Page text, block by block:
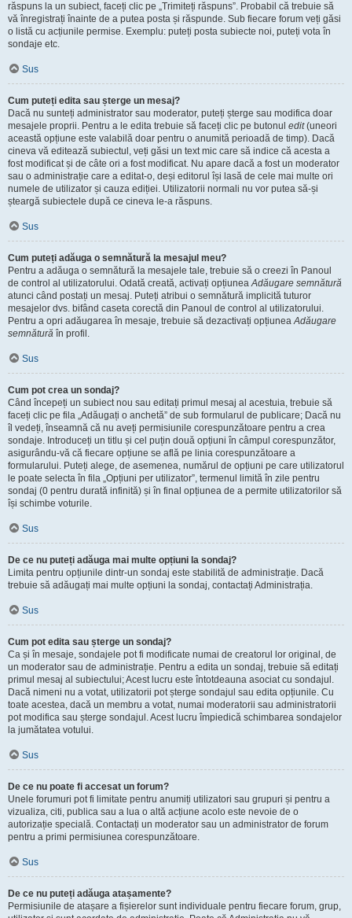
răspuns la un subiect, faceți clic pe „Trimiteți răspuns”. Probabil că trebuie să
vă înregistrați înainte de a putea posta și răspunde. Sub fiecare forum veți găsi
o listă cu acțiunile permise. Exemplu: puteți posta subiecte noi, puteți vota în
sondaje etc.
Sus
Cum puteți edita sau șterge un mesaj?
Dacă nu sunteți administrator sau moderator, puteți șterge sau modifica doar
mesajele proprii. Pentru a le edita trebuie să faceți clic pe butonul edit(uneori
această opțiune este valabilă doar pentru o anumită perioadă de timp). Dacă
cineva vă editează subiectul, veți găsi un text mic care să indice că acesta a
fost modificat și de câte ori a fost modificat. Nu apare dacă a fost un moderator
sau o administrație care a editat-o, deși editorul își lasă de cele mai multe ori
numele de utilizator și cauza ediției. Utilizatorii normali nu vor putea să-și
șteargă subiectele după ce cineva le-a răspuns.
Sus
Cum puteți adăuga o semnătură la mesajul meu?
Pentru a adăuga o semnătură la mesajele tale, trebuie să o creezi în Panoul
de control al utilizatorului. Odată creată, activați opțiuneaAdăugare semnătură
atunci când postați un mesaj. Puteți atribui o semnătură implicită tuturor
mesajelor dvs. bifând caseta corectă din Panoul de control al utilizatorului.
Pentru a opri adăugarea în mesaje, trebuie să dezactivați opțiuneaAdăugare
semnătură în profil.
Sus
Cum pot crea un sondaj?
Când începeți un subiect nou sau editați primul mesaj al acestuia, trebuie să
faceți clic pe fila „Adăugați o anchetă” de sub formularul de publicare; Dacă nu
îl vedeți, înseamnă că nu aveți permisiunile corespunzătoare pentru a crea
sondaje. Introduceți un titlu și cel puțin două opțiuni în câmpul corespunzător,
asigurându-vă că fiecare opțiune se află pe linia corespunzătoare a
formularului. Puteți alege, de asemenea, numărul de opțiuni pe care utilizatorul
le poate selecta în fila „Opțiuni per utilizator”, termenul limită în zile pentru
sondaj (0 pentru durată infinită) și în final opțiunea de a permite utilizatorilor să
își schimbe voturile.
Sus
De ce nu puteți adăuga mai multe opțiuni la sondaj?
Limita pentru opțiunile dintr-un sondaj este stabilită de administrație. Dacă
trebuie să adăugați mai multe opțiuni la sondaj, contactați Administrația.
Sus
Cum pot edita sau șterge un sondaj?
Ca și în mesaje, sondajele pot fi modificate numai de creatorul lor original, de
un moderator sau de administrație. Pentru a edita un sondaj, trebuie să editați
primul mesaj al subiectului; Acest lucru este întotdeauna asociat cu sondajul.
Dacă nimeni nu a votat, utilizatorii pot șterge sondajul sau edita opțiunile. Cu
toate acestea, dacă un membru a votat, numai moderatorii sau administratorii
pot modifica sau șterge sondajul. Acest lucru împiedică schimbarea sondajelor
la jumătatea votului.
Sus
De ce nu poate fi accesat un forum?
Unele forumuri pot fi limitate pentru anumiți utilizatori sau grupuri și pentru a
vizualiza, citi, publica sau a lua o altă acțiune acolo este nevoie de o
autorizație specială. Contactați un moderator sau un administrator de forum
pentru a primi permisiunea corespunzătoare.
Sus
De ce nu puteți adăuga atașamente?
Permisiunile de atașare a fișierelor sunt individuale pentru fiecare forum, grup,